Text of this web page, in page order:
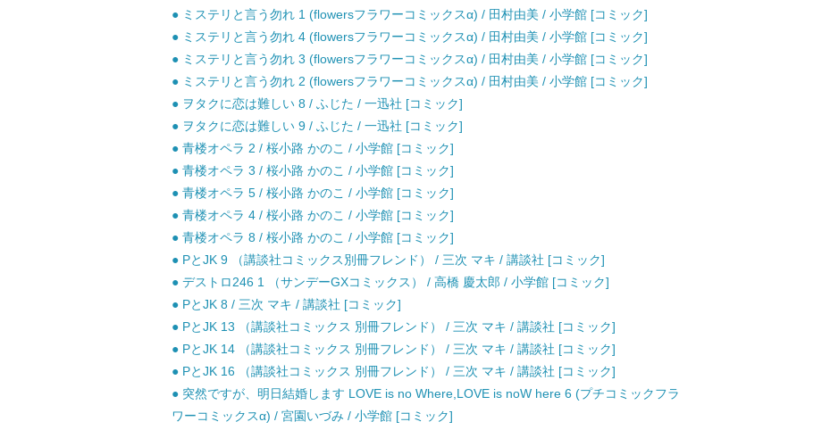
● ミステリと言う勿れ 1 (flowersフラワーコミックスα) / 田村由美 / 小学館 [コミック]
● ミステリと言う勿れ 4 (flowersフラワーコミックスα) / 田村由美 / 小学館 [コミック]
● ミステリと言う勿れ 3 (flowersフラワーコミックスα) / 田村由美 / 小学館 [コミック]
● ミステリと言う勿れ 2 (flowersフラワーコミックスα) / 田村由美 / 小学館 [コミック]
● ヲタクに恋は難しい 8 / ふじた / 一迅社 [コミック]
● ヲタクに恋は難しい 9 / ふじた / 一迅社 [コミック]
● 青楼オペラ 2 / 桜小路 かのこ / 小学館 [コミック]
● 青楼オペラ 3 / 桜小路 かのこ / 小学館 [コミック]
● 青楼オペラ 5 / 桜小路 かのこ / 小学館 [コミック]
● 青楼オペラ 4 / 桜小路 かのこ / 小学館 [コミック]
● 青楼オペラ 8 / 桜小路 かのこ / 小学館 [コミック]
● PとJK 9 （講談社コミックス別冊フレンド） / 三次 マキ / 講談社 [コミック]
● デストロ246 1 （サンデーGXコミックス） / 高橋 慶太郎 / 小学館 [コミック]
● PとJK 8 / 三次 マキ / 講談社 [コミック]
● PとJK 13 （講談社コミックス 別冊フレンド） / 三次 マキ / 講談社 [コミック]
● PとJK 14 （講談社コミックス 別冊フレンド） / 三次 マキ / 講談社 [コミック]
● PとJK 16 （講談社コミックス 別冊フレンド） / 三次 マキ / 講談社 [コミック]
● 突然ですが、明日結婚します LOVE is no Where,LOVE is noW here 6 (プチコミックフラ
ワーコミックスα) / 宮園いづみ / 小学館 [コミック]